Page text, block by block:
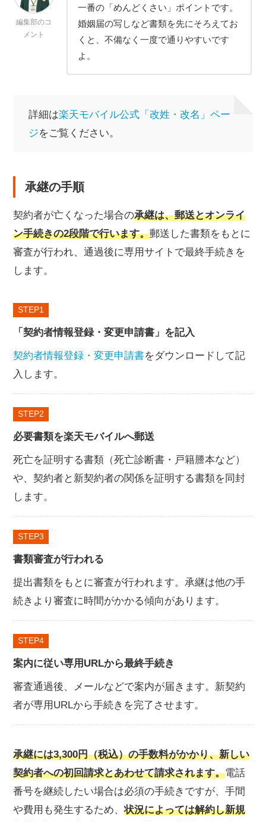
編集部のコ
メント
一番の「めんどくさい」ポイントです。
婚姻届の写しなど書類を先にそろえてお
くと、不備なく一度で通りやすいです
よ。
詳細は楽天モバイル公式「改姓・改名」ペー
ジをご覧ください。
承継の手順
契約者が亡くなった場合の承継は、郵送とオンライ
ン手続きの2段階で行います。郵送した書類をもとに
審査が行われ、通過後に専用サイトで最終手続きを
します。
STEP
「契約者情報登録・変更申請書」を記入
契約者情報登録・変更申請書をダウンロードして記
入します。
STEP
必要書類を楽天モバイルへ郵送
死亡を証明する書類（死亡診断書・戸籍謄本など）
や、契約者と新契約者の関係を証明する書類を同封
します。
STEP
書類審査が行われる
提出書類をもとに審査が行われます。承継は他の手
続きより審査に時間がかかる傾向があります。
STEP
案内に従い専用URLから最終手続き
審査通過後、メールなどで案内が届きます。新契約
者が専用URLから手続きを完了させます。
承継には3,300円（税込）の手数料がかかり、新しい
契約者への初回請求とあわせて請求されます。電話
番号を継続したい場合は必須の手続きですが、手間
や費用も発生するため、状況によっては解約し新規